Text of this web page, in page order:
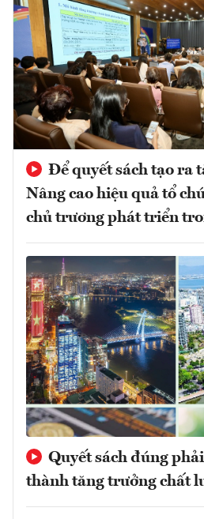
Để quyết sách tạo ra
Nâng cao hiệu quả tổ
chủ trương phát triển
Quyết sách đúng
thành tăng trưởng chất